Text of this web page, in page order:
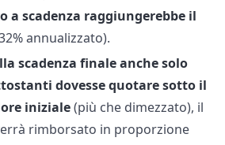
a scadenza raggiungerebbe il
annualizzato).
scadenza finale anche solo
dovesse quotare sotto il
iniziale(più che dimezzato), il
rimborsato in proporzione